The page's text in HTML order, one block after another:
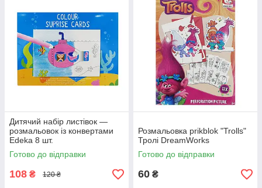
Дитячий набір листівок —
розмальовок із конвертами
Edeka 8 шт.
Готово до відправки
108 ₴ 120 ₴
Розмальовка prikblok "Trolls"
Тролі DreamWorks
Готово до відправки
60 ₴